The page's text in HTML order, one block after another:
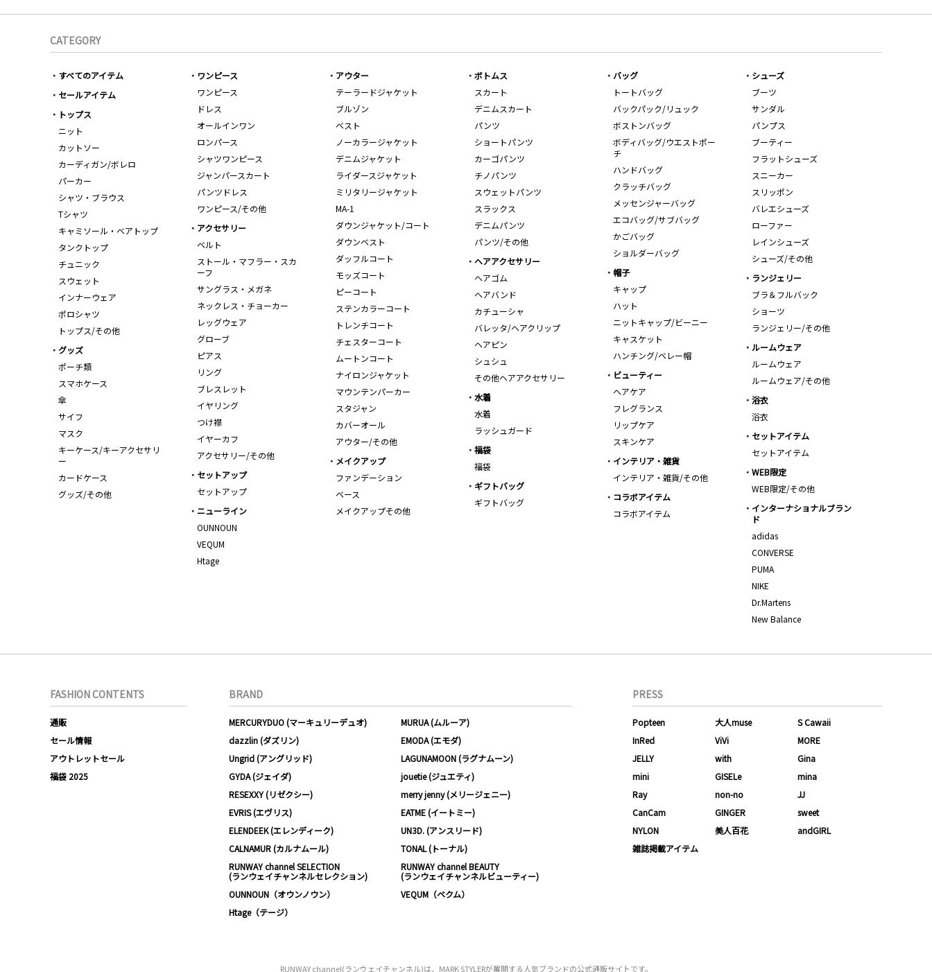
CATEGORY
すべてのアイテム
セールアイテム
トップス
ニット
カットソー
カーディガン/ボレロ
パーカー
シャツ・ブラウス
Tシャツ
キャミソール・ベアトップ
タンクトップ
チュニック
スウェット
インナーウェア
ポロシャツ
トップス/その他
ワンピース
ワンピース
ドレス
オールインワン
ロンパース
シャツワンピース
ジャンパースカート
パンツドレス
ワンピース/その他
アウター
テーラードジャケット
ブルゾン
ベスト
ノーカラージャケット
デニムジャケット
ライダースジャケット
ミリタリージャケット
MA-1
ダウンジャケット/コート
ダウンベスト
ダッフルコート
モッズコート
ピーコート
ステンカラーコート
トレンチコート
チェスターコート
ムートンコート
ナイロンジャケット
マウンテンパーカー
スタジャン
カバーオール
アウター/その他
ボトムス
スカート
デニムスカート
パンツ
ショートパンツ
カーゴパンツ
チノパンツ
スウェットパンツ
スラックス
デニムパンツ
パンツ/その他
バッグ
トートバッグ
バックパック/リュック
ボストンバッグ
ボディバッグ/ウエストポー
チ
ハンドバッグ
クラッチバッグ
メッセンジャーバッグ
エコバッグ/サブバッグ
かごバッグ
ショルダーバッグ
シューズ
ブーツ
サンダル
パンプス
ブーティー
フラットシューズ
スニーカー
スリッポン
バレエシューズ
ローファー
レインシューズ
シューズ/その他
アクセサリー
ベルト
ストール・マフラー・スカ
ーフ
サングラス・メガネ
ネックレス・チョーカー
レッグウェア
グローブ
ピアス
リング
ブレスレット
イヤリング
つけ襟
イヤーカフ
アクセサリー/その他
ヘアアクセサリー
ヘアゴム
ヘアバンド
カチューシャ
バレッタ/ヘアクリップ
ヘアピン
シュシュ
その他ヘアアクセサリー
帽子
キャップ
ハット
ニットキャップ/ビーニー
キャスケット
ハンチング/ベレー帽
ランジェリー
ブラ＆フルバック
ショーツ
ランジェリー/その他
ルームウェア
ルームウェア
ルームウェア/その他
グッズ
ポーチ類
スマホケース
傘
サイフ
マスク
キーケース/キーアクセサリ
ー
カードケース
グッズ/その他
ビューティー
ヘアケア
フレグランス
リップケア
スキンケア
水着
水着
ラッシュガード
浴衣
浴衣
セットアイテム
セットアイテム
福袋
福袋
メイクアップ
ファンデーション
ベース
メイクアップその他
インテリア・雑貨
インテリア・雑貨/その他
WEB限定
WEB限定/その他
セットアップ
セットアップ
ギフトバッグ
ギフトバッグ
コラボアイテム
コラボアイテム
インターナショナルブラン
ド
adidas
CONVERSE
PUMA
NIKE
Dr.Martens
New Balance
ニューライン
OUNNOUN
VEQUM
Htage
FASHION CONTENTS
通販
セール情報
アウトレットセール
福袋 2025
BRAND
MERCURYDUO (マーキュリーデュオ)
MURUA (ムルーア)
dazzlin (ダズリン)
EMODA (エモダ)
Ungrid (アングリッド)
LAGUNAMOON (ラグナムーン)
GYDA (ジェイダ)
jouetie (ジュエティ)
RESEXXY (リゼクシー)
merry jenny (メリージェニー)
EVRIS (エヴリス)
EATME (イートミー)
ELENDEEK (エレンディーク)
UN3D. (アンスリード)
CALNAMUR (カルナムール)
TONAL (トーナル)
RUNWAY channel SELECTION
(ランウェイチャンネルセレクション)
RUNWAY channel BEAUTY
(ランウェイチャンネルビューティー)
OUNNOUN（オウンノウン）
VEQUM（ベクム）
Htage（テージ）
PRESS
Popteen 大人muse
S Cawaii
InRed
ViVi
MORE
JELLY
with
Gina
mini
GISELe
mina
Ray
non-no
JJ
CanCam
GINGER
sweet
NYLON
美人百花
andGIRL
雑誌掲載アイテム
RUNWAY channel(ランウェイチャンネル)は、MARK STYLERが展開する人気ブランドの公式通販サイトです。